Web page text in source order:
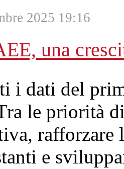
2025 19:16
una
i dati del
le priorità
rafforzare
e